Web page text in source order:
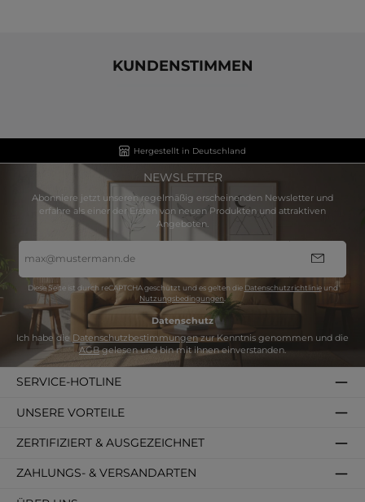
KUNDENSTIMMEN
Hergestellt in Deutschland
NEWSLETTER
Abonniere jetzt unseren regelmäßig erscheinenden Newsletter und
erfahre als einer der Ersten von neuen Produkten und attraktiven
Angeboten.
Mail-
Adresse
Diese Seite ist durch reCAPTCHA geschützt und es gelten die Datenschutzrichtlinieund
Nutzungsbedingungen.
Datenschutz
Ich habe die Datenschutzbestimmungenzur Kenntnis genommen und die
AGBgelesen und bin mit ihnen einverstanden.
SERVICE-HOTLINE
ZAHLUNGS- & VERSANDARTEN
ZERTIFIZIERT & AUSGEZEICHNET
UNSERE VORTEILE